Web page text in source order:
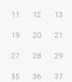
11 12 13
19 20 21
27 28 29
35 36 37